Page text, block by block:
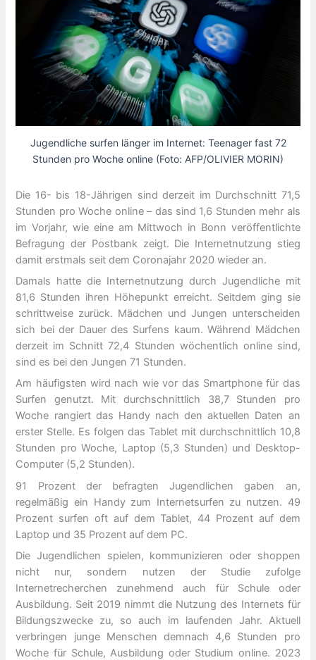
Jugendliche surfen länger im Internet: Teenager fast 72
Stunden pro Woche online (Foto: AFP/OLIVIER MORIN)
Die 16- bis 18-Jährigen sind derzeit im Durchschnitt 71,5
Stunden pro Woche online – das sind 1,6 Stunden mehr als
im Vorjahr, wie eine am Mittwoch in Bonn veröffentlichte
Befragung der Postbank zeigt. Die Internetnutzung stieg
damit erstmals seit dem Coronajahr 2020 wieder an.
Damals hatte die Internetnutzung durch Jugendliche mit
81,6 Stunden ihren Höhepunkt erreicht. Seitdem ging sie
schrittweise zurück. Mädchen und Jungen unterscheiden
sich bei der Dauer des Surfens kaum. Während Mädchen
derzeit im Schnitt 72,4 Stunden wöchentlich online sind,
sind es bei den Jungen 71 Stunden.
Am häufigsten wird nach wie vor das Smartphone für das
Surfen genutzt. Mit durchschnittlich 38,7 Stunden pro
Woche rangiert das Handy nach den aktuellen Daten an
erster Stelle. Es folgen das Tablet mit durchschnittlich 10,8
Stunden pro Woche, Laptop (5,3 Stunden) und Desktop-
Computer (5,2 Stunden).
91 Prozent der befragten Jugendlichen gaben an,
regelmäßig ein Handy zum Internetsurfen zu nutzen. 49
Prozent surfen oft auf dem Tablet, 44 Prozent auf dem
Laptop und 35 Prozent auf dem PC.
Die Jugendlichen spielen, kommunizieren oder shoppen
nicht nur, sondern nutzen der Studie zufolge
Internetrecherchen zunehmend auch für Schule oder
Ausbildung. Seit 2019 nimmt die Nutzung des Internets für
Bildungszwecke zu, so auch im laufenden Jahr. Aktuell
verbringen junge Menschen demnach 4,6 Stunden pro
Woche für Schule, Ausbildung oder Studium online. 2023